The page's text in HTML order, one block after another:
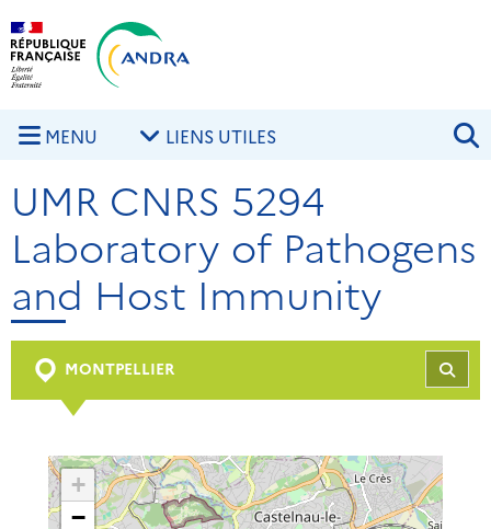
Aller au contenu principal
MENU LIENS UTILES
UMR CNRS 5294
Laboratory of Pathogens
and Host Immunity
MONTPELLIER
+
−